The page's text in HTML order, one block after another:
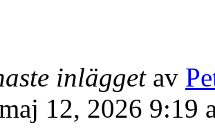
inläggetav
12, 2026 9:19